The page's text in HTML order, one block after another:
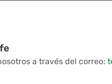
a través del correo: